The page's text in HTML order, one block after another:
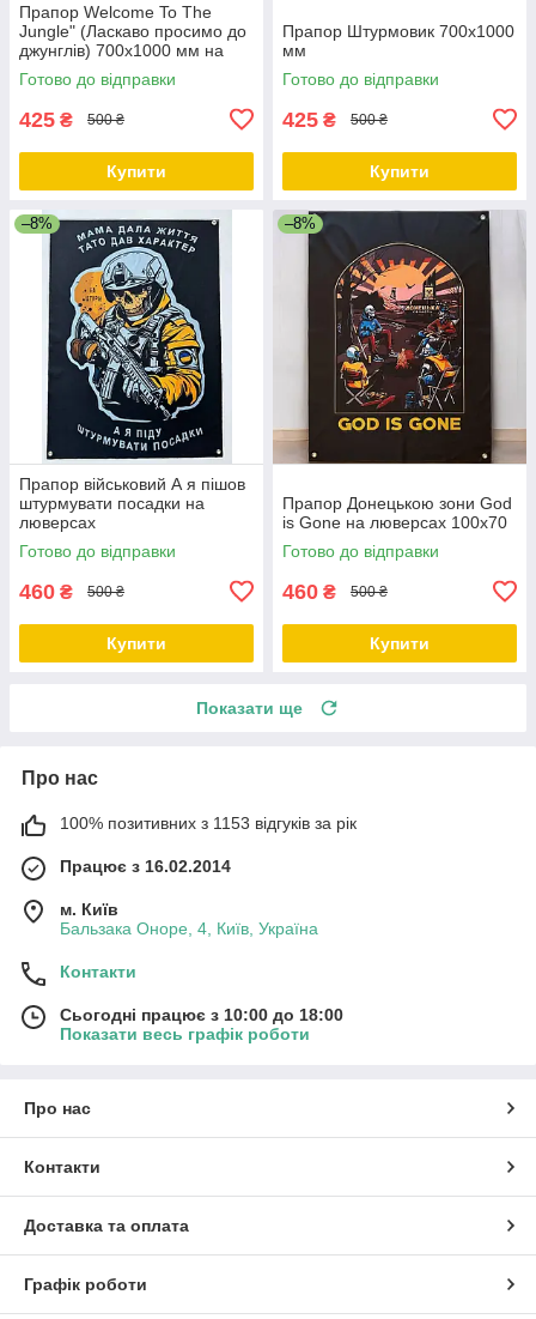
Прапор Welcome To The
Jungle" (Ласкаво просимо до
джунглів) 700х1000 мм на
люверсах
Готово до відправки
425 ₴ 500 ₴
Купити
Прапор Штурмовик 700х1000
мм
Готово до відправки
425 ₴ 500 ₴
Купити
–8%
Прапор військовий А я пішов
штурмувати посадки на
люверсах
Готово до відправки
460 ₴ 500 ₴
Купити
–8%
Прапор Донецькою зони God
is Gone на люверсах 100х70
Готово до відправки
460 ₴ 500 ₴
Купити
Показати ще
Про нас
100% позитивних з 1153 відгуків за рік
Працює з 16.02.2014
м. Київ
Бальзака Оноре, 4, Київ, Україна
Контакти
Сьогодні працює з 10:00 до 18:00
Показати весь графік роботи
Про нас
Контакти
Доставка та оплата
Графік роботи